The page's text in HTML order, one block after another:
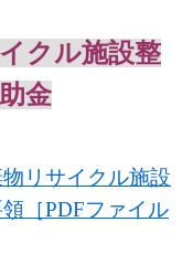
クル施設整
金
リサイクル施設
［PDFファイル